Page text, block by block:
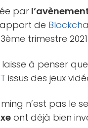
par
de
trimestre 2021.
à penser
issus des jeux
n’est pas le
ont déjà bien